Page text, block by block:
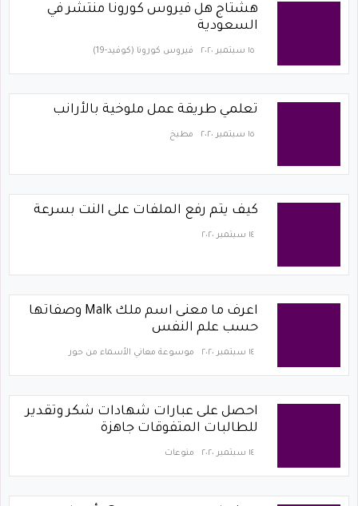
هشتاج هل فيروس كورونا منتشر في
السعودية
١٥ سبتمبر ٢٠٢٠ فيروس كورونا (كوفيد-19)‏
تعلمي طريقة عمل ملوخية بالأرانب
١٥ سبتمبر ٢٠٢٠ مطبخ
كيف يتم رفع الملفات على النت بسرعة
١٤ سبتمبر ٢٠٢٠
اعرف ما معنى اسم ملك Malk وصفاتها
حسب علم النفس
١٤ سبتمبر ٢٠٢٠ موسوعة معاني الأسماء من حور
احصل على عبارات شهادات شكر وتقدير
للطالبات المتفوقات جاهزة
١٤ سبتمبر ٢٠٢٠ منوعات